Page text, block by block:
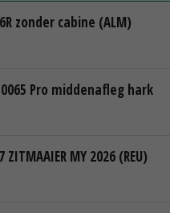
zonder cabine (ALM)
Pro middenafleg hark
ZITMAAIER MY 2026 (REU)